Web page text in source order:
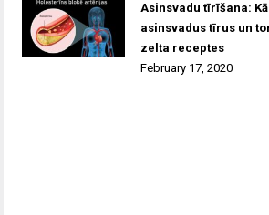
Asinsvadu tīrīšana:
asinsvadus tīrus un
zelta receptes
February 17, 2020